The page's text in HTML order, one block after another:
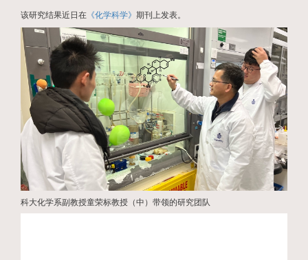
该研究结果近日在 《化学科学》 期刊上发表。
科大化学系副教授童荣标教授（中）带领的研究团队